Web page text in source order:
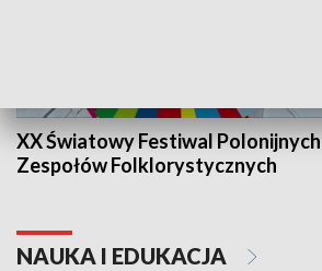
XX Światowy Festiwal Polonijnych
Zespołów Folklorystycznych
NAUKA I EDUKACJA